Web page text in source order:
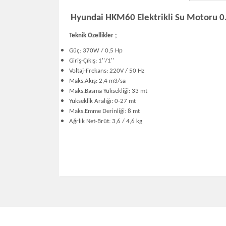
Hyundai HKM60 Elektrikli Su Motoru
Teknik Özellikler ;
Güç: 370W / 0,5 Hp
Giriş-Çıkış: 1''/1''
Voltaj-Frekans: 220V / 50 Hz
Maks.Akış: 2,4 m3/sa
Maks.Basma Yüksekliği: 33 mt
Yükseklik Aralığı: 0-27 mt
Maks.Emme Derinliği: 8 mt
Ağrlık Net-Brüt: 3,6 / 4,6 kg